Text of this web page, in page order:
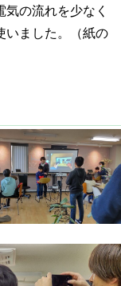
の流れを少なく
いました。（紙の